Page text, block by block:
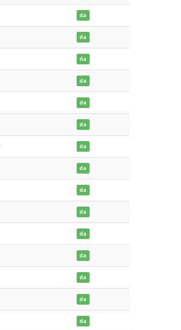
da
da
da
da
da
da
da
da
da
da
da
da
da
da
da